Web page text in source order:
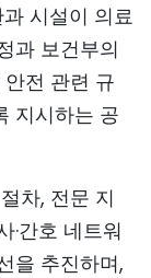
시설이 의료
과 보건부의
전 관련 규
지시하는 공
차, 전문 지
·간호 네트워
을 추진하며,